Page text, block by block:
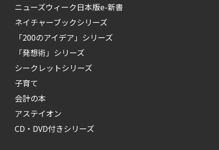
ニューズウィーク日本版e-新書
ネイチャーブックシリーズ
「200のアイデア」シリーズ
「発想術」シリーズ
シークレットシリーズ
子育て
会計の本
アステイオン
CD・DVD付きシリーズ